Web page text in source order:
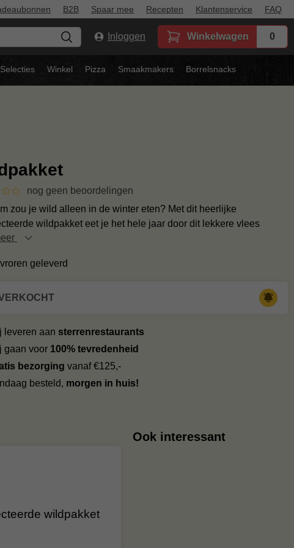
B2B Spaar mee Recepten Klantenservice FAQ
Inloggen Winkelwagen 0
Selecties Winkel Pizza Smaakmakers Borrelsnacks
nog geen beoordelingen
zou je wild alleen in de winter eten? Met dit heerlijke
wildpakket eet je het hele jaar door dit lekkere vlees
geleverd
leveren aan sterrenrestaurants
gaan voor 100% tevredenheid
bezorging vanaf €125,-
besteld, morgen in huis!
wildpakket
Ook interessant